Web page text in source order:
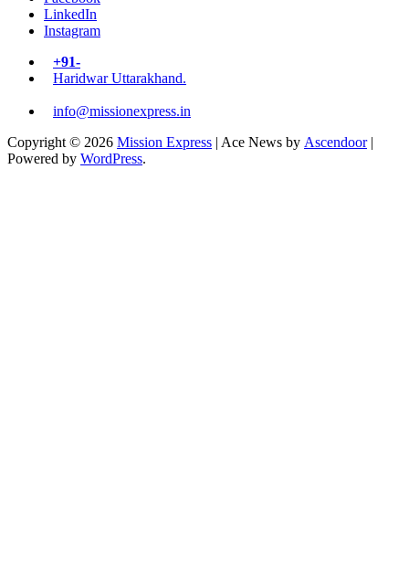
LinkedIn
Instagram
+91-
Haridwar Uttarakhand.
info@missionexpress.in
Copyright © 2026 Mission Express | Ace News by Ascendoor|
Powered by WordPress.